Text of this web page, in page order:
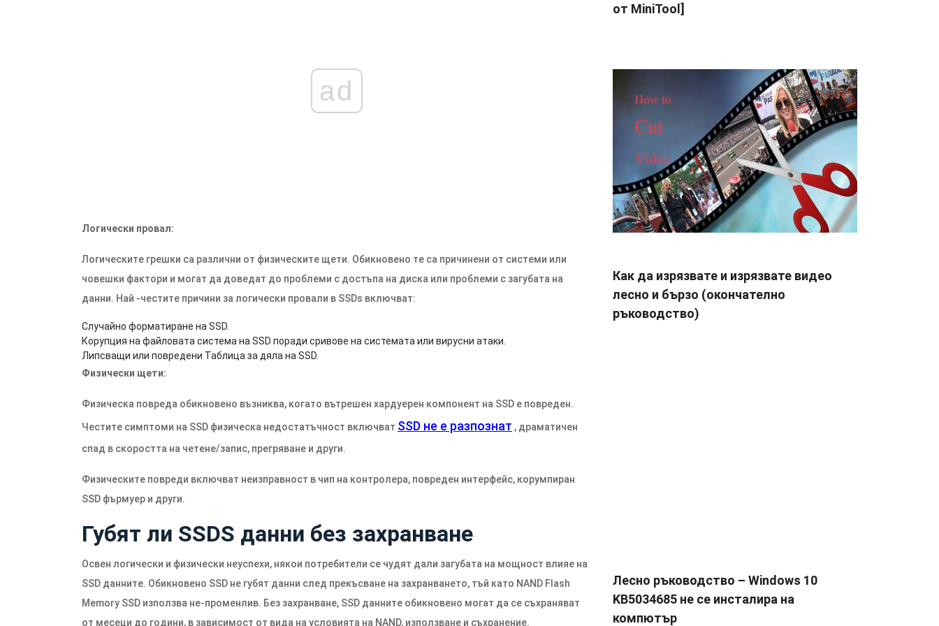
ad
Логически провал:
Логическите грешки са различни от физическите щети. Обикновено те са причинени от системи или
човешки фактори и могат да доведат до проблеми с достъпа на диска или проблеми с загубата на
данни. Най -честите причини за логически провали в SSDs включват:
Случайно форматиране на SSD.
Корупция на файловата система на SSD поради сривове на системата или вирусни атаки.
Липсващи или повредени Таблица за дяла на SSD.
Физически щети:
Физическа повреда обикновено възниква, когато вътрешен хардуерен компонент на SSD е повреден.
Честите симптоми на SSD физическа недостатъчност включват SSD не е разпознат , драматичен
спад в скоростта на четене/запис, прегряване и други.
Физическите повреди включват неизправност в чип на контролера, повреден интерфейс, корумпиран
SSD фърмуер и други.
Губят ли SSDS данни без захранване
Освен логически и физически неуспехи, някои потребители се чудят дали загубата на мощност влияе на
SSD данните. Обикновено SSD не губят данни след прекъсване на захранването, тъй като NAND Flash
Memory SSD използва не-променлив. Без захранване, SSD данните обикновено могат да се съхраняват
от месеци до години, в зависимост от вида на условията на NAND, използване и съхранение.
от MiniTool]
Как да изрязвате и изрязвате видео
лесно и бързо (окончателно
ръководство)
Лесно ръководство – Windows 10
KB5034685 не се инсталира на
компютър